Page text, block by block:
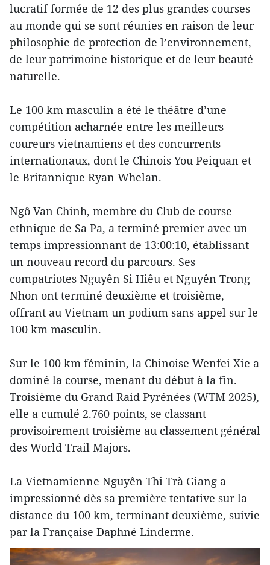
lucratif formée de 12 des plus grandes courses
au monde qui se sont réunies en raison de leur
philosophie de protection de l’environnement,
de leur patrimoine historique et de leur beauté
naturelle.
Le 100 km masculin a été le théâtre d’une
compétition acharnée entre les meilleurs
coureurs vietnamiens et des concurrents
internationaux, dont le Chinois You Peiquan et
le Britannique Ryan Whelan.
Ngô Van Chinh, membre du Club de course
ethnique de Sa Pa, a terminé premier avec un
temps impressionnant de 13:00:10, établissant
un nouveau record du parcours. Ses
compatriotes Nguyên Si Hiêu et Nguyên Trong
Nhon ont terminé deuxième et troisième,
offrant au Vietnam un podium sans appel sur le
100 km masculin.
Sur le 100 km féminin, la Chinoise Wenfei Xie a
dominé la course, menant du début à la fin.
Troisième du Grand Raid Pyrénées (WTM 2025),
elle a cumulé 2.760 points, se classant
provisoirement troisième au classement général
des World Trail Majors.
La Vietnamienne Nguyên Thi Trà Giang a
impressionné dès sa première tentative sur la
distance du 100 km, terminant deuxième, suivie
par la Française Daphné Linderme.